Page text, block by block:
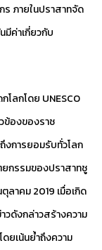
ร ภายในปราสาทจัด
มีค่าเกี่ยวกับ
โลกโดย UNESCO
ข้องของราช
งการยอมรับทั่วโลก
กรรมของปราสาทชู
ลาคม 2019 เมื่อเกิด
วดังกล่าวสร้างความ
ดยเน้นย้ำถึงความ